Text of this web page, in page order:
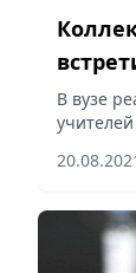
В вузе